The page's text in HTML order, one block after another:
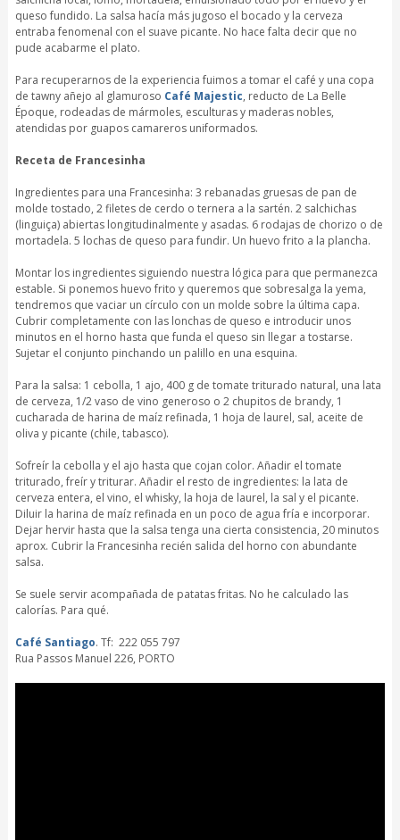
queso fundido. La salsa hacía más jugoso el bocado y la cerveza
entraba fenomenal con el suave picante. No hace falta decir que no
pude acabarme el plato.
Para recuperarnos de la experiencia fuimos a tomar el café y una copa
de tawny añejo al glamuroso Café Majestic, reducto de La Belle
Époque, rodeadas de mármoles, esculturas y maderas nobles,
atendidas por guapos camareros uniformados.
Receta de Francesinha
Ingredientes para una Francesinha: 3 rebanadas gruesas de pan de
molde tostado, 2 filetes de cerdo o ternera a la sartén. 2 salchichas
(linguiça) abiertas longitudinalmente y asadas. 6 rodajas de chorizo o de
mortadela. 5 lochas de queso para fundir. Un huevo frito a la plancha.
Montar los ingredientes siguiendo nuestra lógica para que permanezca
estable. Si ponemos huevo frito y queremos que sobresalga la yema,
tendremos que vaciar un círculo con un molde sobre la última capa.
Cubrir completamente con las lonchas de queso e introducir unos
minutos en el horno hasta que funda el queso sin llegar a tostarse.
Sujetar el conjunto pinchando un palillo en una esquina.
Para la salsa: 1 cebolla, 1 ajo, 400 g de tomate triturado natural, una lata
de cerveza, 1/2 vaso de vino generoso o 2 chupitos de brandy, 1
cucharada de harina de maíz refinada, 1 hoja de laurel, sal, aceite de
oliva y picante (chile, tabasco).
Sofreír la cebolla y el ajo hasta que cojan color. Añadir el tomate
triturado, freír y triturar. Añadir el resto de ingredientes: la lata de
cerveza entera, el vino, el whisky, la hoja de laurel, la sal y el picante.
Diluir la harina de maíz refinada en un poco de agua fría e incorporar.
Dejar hervir hasta que la salsa tenga una cierta consistencia, 20 minutos
aprox. Cubrir la Francesinha recién salida del horno con abundante
salsa.
Se suele servir acompañada de patatas fritas. No he calculado las
calorías. Para qué.
Café Santiago. Tf: 222 055 797
Rua Passos Manuel 226, PORTO